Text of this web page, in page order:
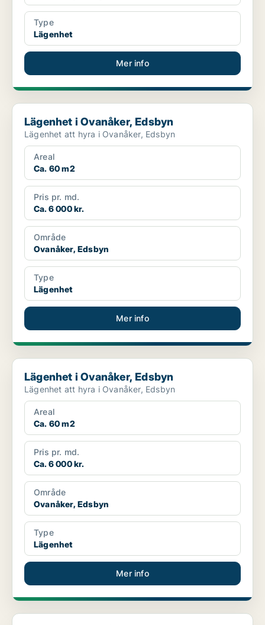
Type
Lägenhet
Mer info
Lägenhet i Ovanåker, Edsbyn
Lägenhet i Ovanåker, Edsbyn
Lägenhet att hyra i Ovanåker, Edsbyn
Areal
Ca. 60 m2
Pris pr. md.
Ca. 6 000 kr.
Område
Ovanåker, Edsbyn
Type
Lägenhet
Mer info
Lägenhet i Ovanåker, Edsbyn
Lägenhet i Ovanåker, Edsbyn
Lägenhet att hyra i Ovanåker, Edsbyn
Areal
Ca. 60 m2
Pris pr. md.
Ca. 6 000 kr.
Område
Ovanåker, Edsbyn
Type
Lägenhet
Mer info
Lägenhet i Ovanåker, Edsbyn